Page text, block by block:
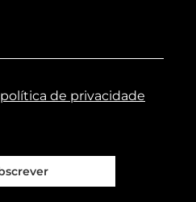
política de privacidade